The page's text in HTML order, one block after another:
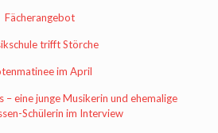
Fächerangebot
trifft Störche
im April
– eine junge Musikerin und ehemalige
Schülerin im Interview